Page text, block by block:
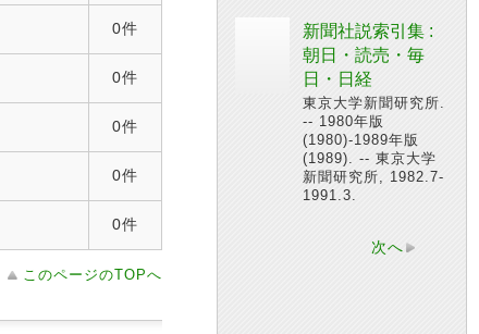
0件
0件
0件
0件
0件
このページのTOPへ
新聞社説索引集 :
朝日・読売・毎
日・日経
東京大学新聞研究所.
-- 1980年版
(1980)-1989年版
(1989). -- 東京大学
新聞研究所, 1982.7-
1991.3.
次へ